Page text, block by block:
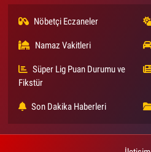
Nöbetçi Eczaneler
Namaz Vakitleri
Süper Lig Puan Durumu ve
Fikstür
Son Dakika Haberleri